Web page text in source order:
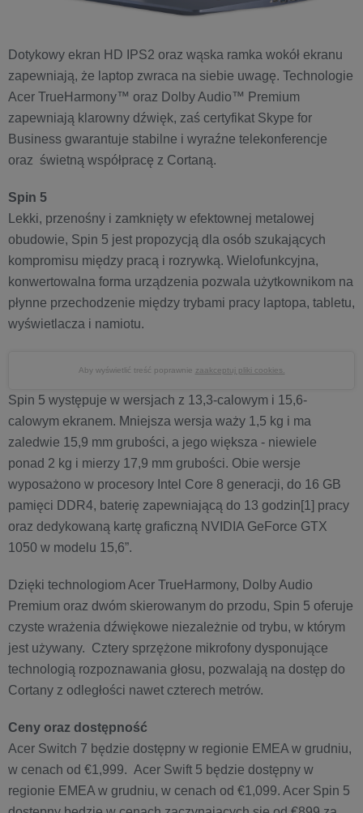
Dotykowy ekran HD IPS2 oraz wąska ramka wokół ekranu
zapewniają, że laptop zwraca na siebie uwagę. Technologie
Acer TrueHarmony™ oraz Dolby Audio™ Premium
zapewniają klarowny dźwięk, zaś certyfikat Skype for
Business gwarantuje stabilne i wyraźne telekonferencje
oraz świetną współpracę z Cortaną.
Spin 5
Lekki, przenośny i zamknięty w efektownej metalowej
obudowie, Spin 5 jest propozycją dla osób szukających
kompromisu między pracą i rozrywką. Wielofunkcyjna,
konwertowalna forma urządzenia pozwala użytkownikom na
płynne przechodzenie między trybami pracy laptopa, tabletu,
wyświetlacza i namiotu.
Aby wyświetlić treść poprawnie zaakceptuj pliki cookies.
Spin 5 występuje w wersjach z 13,3-calowym i 15,6-
calowym ekranem. Mniejsza wersja waży 1,5 kg i ma
zaledwie 15,9 mm grubości, a jego większa - niewiele
ponad 2 kg i mierzy 17,9 mm grubości. Obie wersje
wyposażono w procesory Intel Core 8 generacji, do 16 GB
pamięci DDR4, baterię zapewniającą do 13 godzin[1] pracy
oraz dedykowaną kartę graficzną NVIDIA GeForce GTX
1050 w modelu 15,6”.
Dzięki technologiom Acer TrueHarmony, Dolby Audio
Premium oraz dwóm skierowanym do przodu, Spin 5 oferuje
czyste wrażenia dźwiękowe niezależnie od trybu, w którym
jest używany. Cztery sprzężone mikrofony dysponujące
technologią rozpoznawania głosu, pozwalają na dostęp do
Cortany z odległości nawet czterech metrów.
Ceny oraz dostępność
Acer Switch 7 będzie dostępny w regionie EMEA w grudniu,
w cenach od €1,999. Acer Swift 5 będzie dostępny w
regionie EMEA w grudniu, w cenach od €1,099. Acer Spin 5